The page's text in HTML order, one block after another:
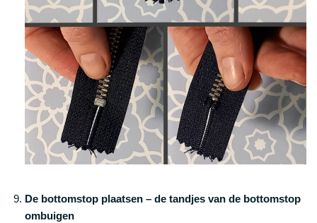
De bottomstop plaatsen – de tandjes van de bottomstop
ombuigen